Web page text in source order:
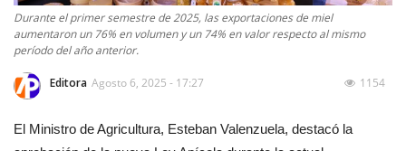
Durante el primer semestre de 2025, las exportaciones de miel
aumentaron un 76% en volumen y un 74% en valor respecto al mismo
período del año anterior.
Editora Agosto 6, 2025 - 17:27 1154
El Ministro de Agricultura, Esteban Valenzuela, destacó la